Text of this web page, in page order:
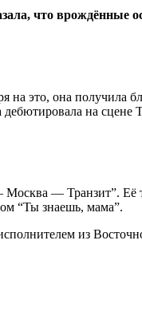
что врождённые
это, она получила
на
— Транзит”. Её
“Ты знаешь, мама”.
из